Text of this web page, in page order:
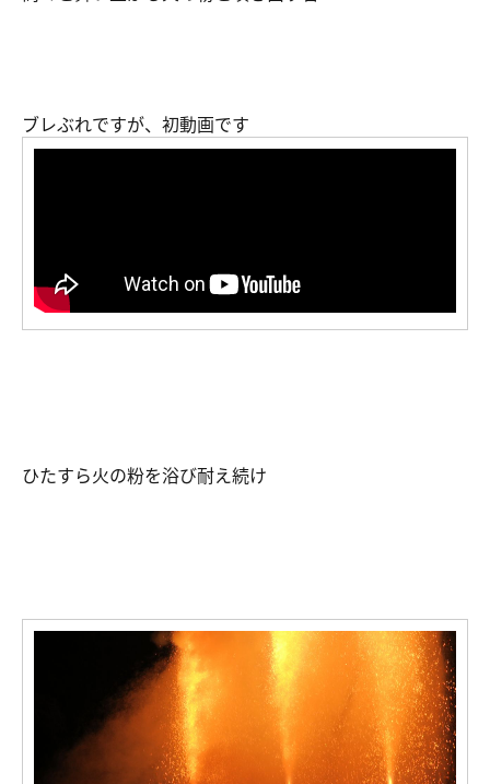
ブレぶれですが、初動画です
ひたすら火の粉を浴び耐え続け